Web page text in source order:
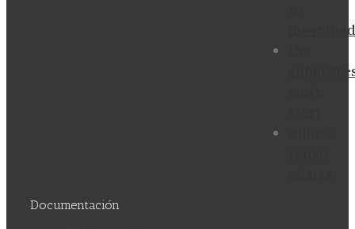
Documentación